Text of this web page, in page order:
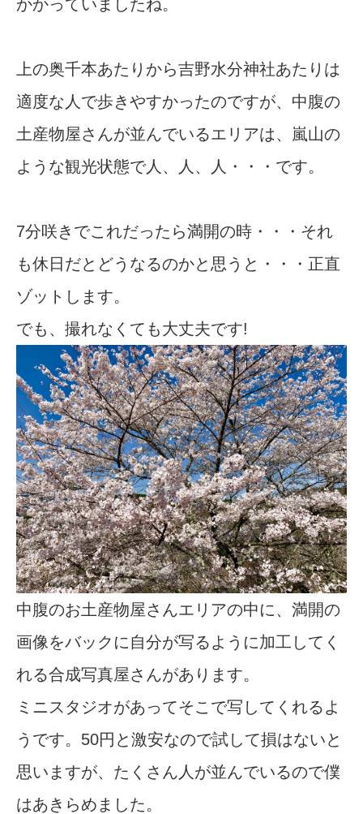
かかっていましたね。
上の奥千本あたりから吉野水分神社あたりは
適度な人で歩きやすかったのですが、中腹の
土産物屋さんが並んでいるエリアは、嵐山の
ような観光状態で人、人、人・・・です。
7分咲きでこれだったら満開の時・・・それ
も休日だとどうなるのかと思うと・・・正直
ゾットします。
でも、撮れなくても大丈夫です!
中腹のお土産物屋さんエリアの中に、満開の
画像をバックに自分が写るように加工してく
れる合成写真屋さんがあります。
ミニスタジオがあってそこで写してくれるよ
うです。50円と激安なので試して損はないと
思いますが、たくさん人が並んでいるので僕
はあきらめました。